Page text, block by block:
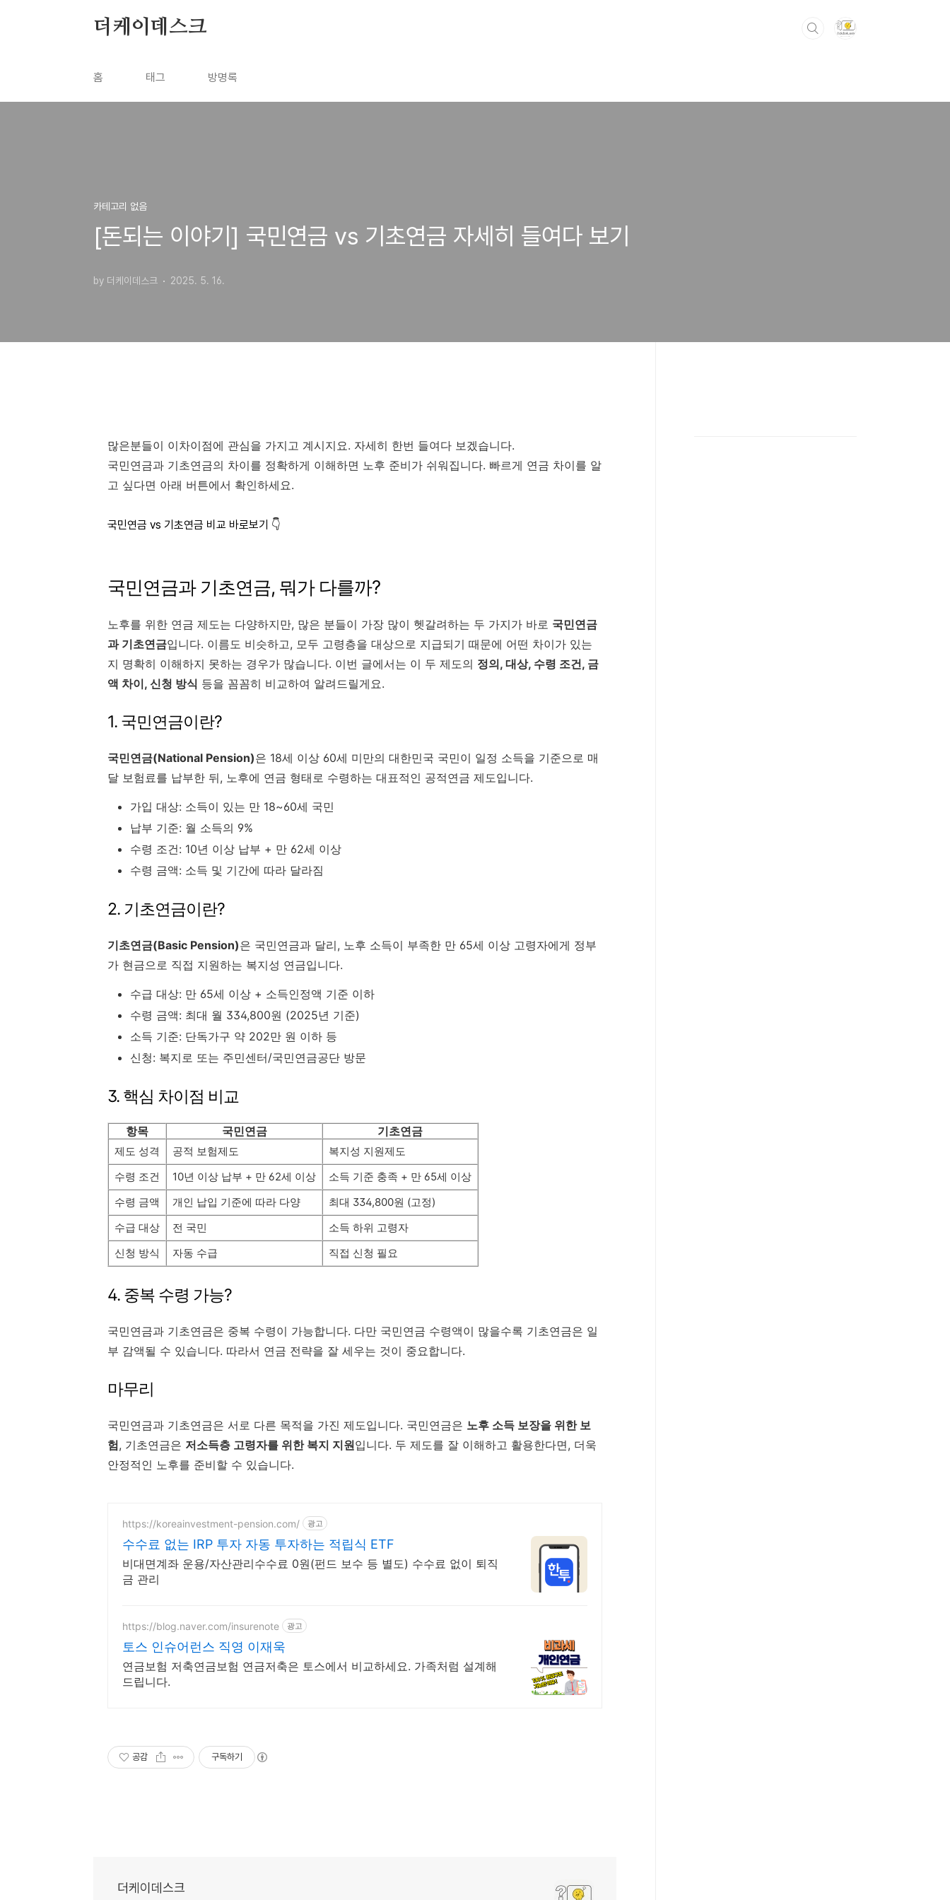
더케이데스크
홈 태그 방명록
카테고리 없음
[돈되는 이야기] 국민연금 vs 기초연금 자세히 들여다 보기
by 더케이데스크 2025. 5. 16.
많은분들이 이차이점에 관심을 가지고 계시지요. 자세히 한번 들여다 보겠습니다.
국민연금과 기초연금의 차이를 정확하게 이해하면 노후 준비가 쉬워집니다. 빠르게 연금 차이를 알
고 싶다면 아래 버튼에서 확인하세요.
국민연금 vs 기초연금 비교 바로보기 👇
국민연금과 기초연금, 뭐가 다를까?
노후를 위한 연금 제도는 다양하지만, 많은 분들이 가장 많이 헷갈려하는 두 가지가 바로 국민연금
과 기초연금입니다. 이름도 비슷하고, 모두 고령층을 대상으로 지급되기 때문에 어떤 차이가 있는
지 명확히 이해하지 못하는 경우가 많습니다. 이번 글에서는 이 두 제도의 정의, 대상, 수령 조건, 금
액 차이, 신청 방식 등을 꼼꼼히 비교하여 알려드릴게요.
1. 국민연금이란?
국민연금(National Pension)은 18세 이상 60세 미만의 대한민국 국민이 일정 소득을 기준으로 매
달 보험료를 납부한 뒤, 노후에 연금 형태로 수령하는 대표적인 공적연금 제도입니다.
가입 대상: 소득이 있는 만 18~60세 국민
납부 기준: 월 소득의 9%
수령 조건: 10년 이상 납부 + 만 62세 이상
수령 금액: 소득 및 기간에 따라 달라짐
2. 기초연금이란?
기초연금(Basic Pension)은 국민연금과 달리, 노후 소득이 부족한 만 65세 이상 고령자에게 정부
가 현금으로 직접 지원하는 복지성 연금입니다.
수급 대상: 만 65세 이상 + 소득인정액 기준 이하
수령 금액: 최대 월 334,800원 (2025년 기준)
소득 기준: 단독가구 약 202만 원 이하 등
신청: 복지로 또는 주민센터/국민연금공단 방문
3. 핵심 차이점 비교
항목 국민연금 기초연금
제도 성격 공적 보험제도
복지성 지원제도
수령 조건
10년 이상 납부 + 만 62세 이상
소득 기준 충족 + 만 65세 이상
수령 금액
개인 납입 기준에 따라 다양
최대 334,800원 (고정)
수급 대상
전 국민
소득 하위 고령자
신청 방식
자동 수급 직접 신청 필요
4. 중복 수령 가능?
국민연금과 기초연금은 중복 수령이 가능합니다. 다만 국민연금 수령액이 많을수록 기초연금은 일
부 감액될 수 있습니다. 따라서 연금 전략을 잘 세우는 것이 중요합니다.
마무리
국민연금과 기초연금은 서로 다른 목적을 가진 제도입니다. 국민연금은 노후 소득 보장을 위한 보
험, 기초연금은 저소득층 고령자를 위한 복지 지원입니다. 두 제도를 잘 이해하고 활용한다면, 더욱
안정적인 노후를 준비할 수 있습니다.
https://koreainvestment-pension.com/ 광고
수수료 없는 IRP 투자 자동 투자하는 적립식 ETF
비대면계좌 운용/자산관리수수료 0원(펀드 보수 등 별도) 수수료 없이 퇴직
금 관리
https://blog.naver.com/insurenote 광고
토스 인슈어런스 직영 이재욱
연금보험 저축연금보험 연금저축은 토스에서 비교하세요. 가족처럼 설계해
드립니다.
공감 구독하기
더케이데스크